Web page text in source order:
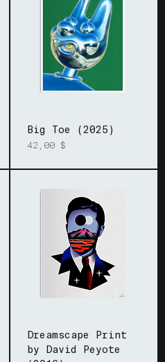
Big Toe (2025)
Prix
42,00 $
Dreamscape Print
by David Peyote